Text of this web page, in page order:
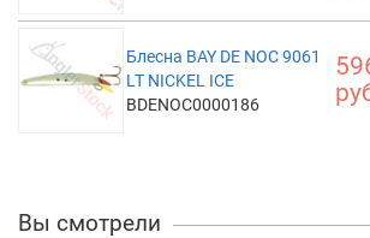
Блесна BAY DE NOC 9061
LT NICKEL ICE
BDENOC0000186
Вы смотрели